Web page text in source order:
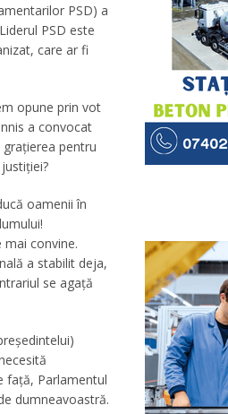
PSD) a
PSD este
care ar fi
opune prin vot
a convocat
pentru
oamenii în
convine.
a stabilit deja,
se agață
față, Parlamentul
dumneavoastră.